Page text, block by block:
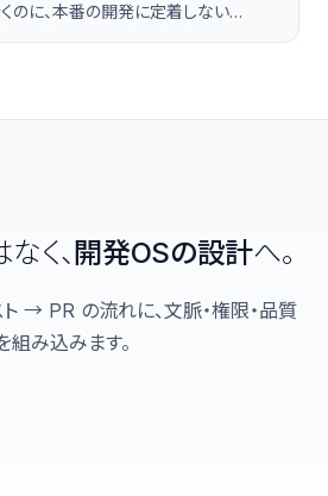
のに、本番の開発に定着しない…
く、 開発OSの設計へ。
PR の流れに、文脈・権限・品質
組み込みます。